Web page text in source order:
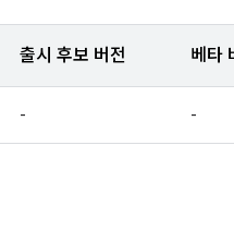
출시 후보 버전 베타
- -